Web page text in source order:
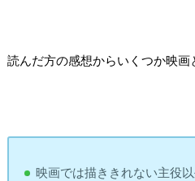
読んだ方の感想からいくつか映画
映画では描ききれない主役